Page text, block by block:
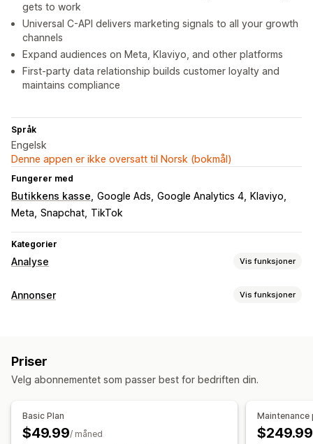
gets to work
Universal C-API delivers marketing signals to all your growth
channels
Expand audiences on Meta, Klaviyo, and other platforms
First-party data relationship builds customer loyalty and
maintains compliance
Språk
Engelsk
Denne appen er ikke oversatt til Norsk (bokmål)
Fungerer med
Butikkens kasse Google Ads Google Analytics 4
Klaviyo
Meta Snapchat TikTok
Kategorier
Analyse Vis funksjoner
Kundeatferd
Markedsføring og salg
Markedsførings-attribusjon
Kjøpssporing
UTM-sporing
Visuelt og rapporter
Analyse-instrumentbord
Annonser Vis funksjoner
Tilpassede publikum
Ny målretting
Pikseladministrasjon
Priser
Velg abonnementet som passer best for bedriften din.
Basic Plan
$49.99/ måned
Maintenance
$249.99